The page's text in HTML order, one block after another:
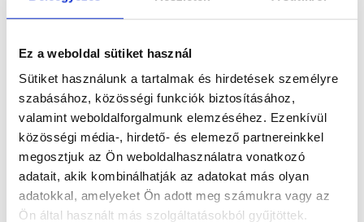
Ez a weboldal sütiket használ
Sütiket használunk a tartalmak és hirdetések személyre
szabásához, közösségi funkciók biztosításához,
valamint weboldalforgalmunk elemzéséhez. Ezenkívül
közösségi média-, hirdető- és elemező partnereinkkel
megosztjuk az Ön weboldalhasználatra vonatkozó
adatait, akik kombinálhatják az adatokat más olyan
adatokkal, amelyeket Ön adott meg számukra vagy az
Ön által használt más szolgáltatásokból gyűjtöttek.
Összes szakterület Chlamydia szűrés vizsgálattal
Főoldal Orvosok Nőgyógyász
Nőgyógyász, Budapest, II. kerület
Dr. Hernádi Balázs